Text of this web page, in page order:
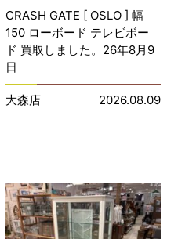
CRASH GATE [ OSLO ] 幅
150 ローボード テレビボー
ド 買取しました。26年8月9
日
大森店 2026.08.09